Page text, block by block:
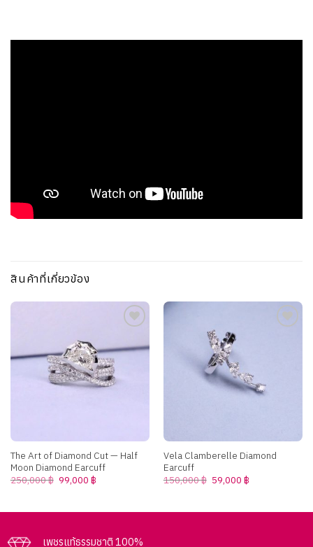
สินค้าที่เกี่ยวข้อง
wishlist
The Art of Diamond Cut — Half
Moon Diamond Earcuff
250,000฿ Original
price
99,000 ฿Current
Vela Clamberelle Diamond
Earcuff
150,000฿ Original
price
59,000 ฿Current
เพชรแท้ธรรมชาติ 100%